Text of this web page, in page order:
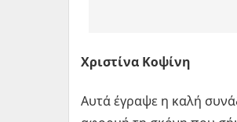
Χριστίνα Κοψίνη
Αυτά έγραψε η καλή